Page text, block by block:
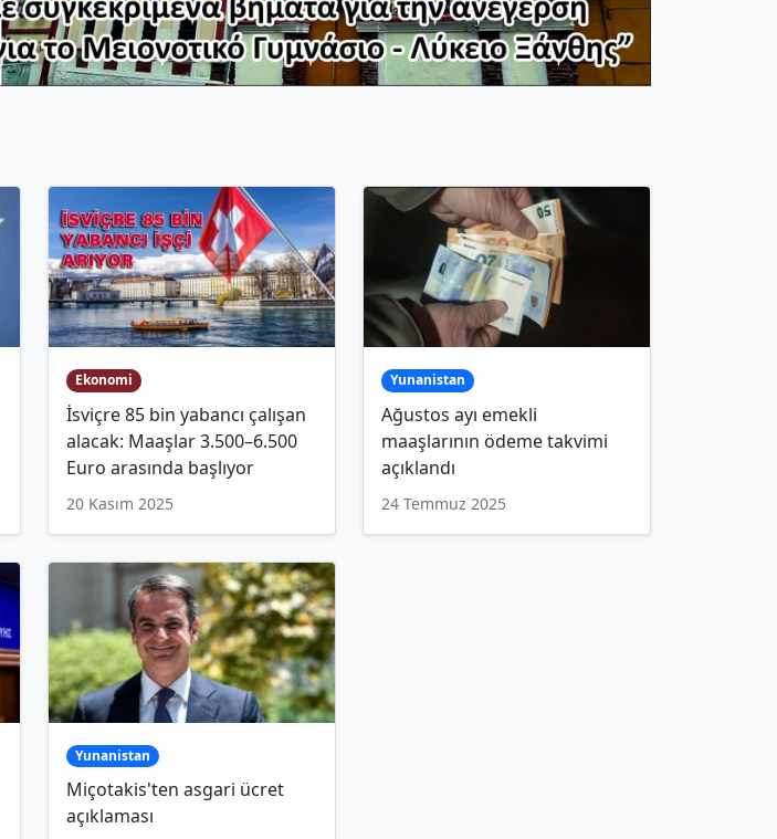
Ekonomi
İsviçre 85 bin yabancı çalışan
alacak: Maaşlar 3.500–6.500
Euro arasında başlıyor
20 Kasım 2025
Yunanistan
Ağustos ayı emekli
maaşlarının ödeme takvimi
açıklandı
24 Temmuz 2025
Yunanistan
Miçotakis'ten asgari ücret
açıklaması